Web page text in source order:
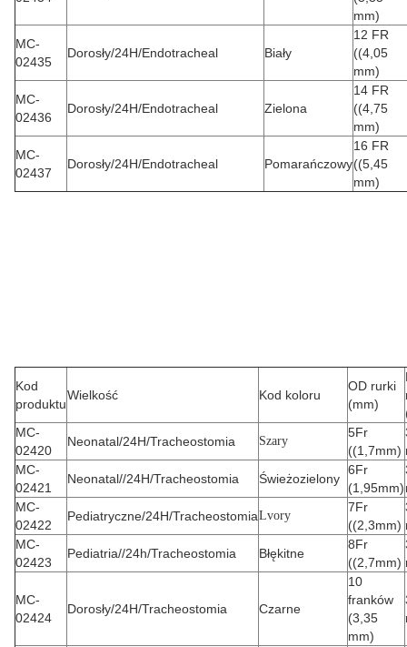
mm)
MC-
02435
Dorosły/24H/Endotracheal Biały
12 FR
((4,05
mm)
MC-
02436
Dorosły/24H/Endotracheal Zielona
14 FR
((4,75
mm)
MC-
02437
Dorosły/24H/Endotracheal Pomarańczowy
16 FR
((5,45
mm)
Kod
produktu
Wielkość Kod koloru
OD rurki
(mm)
MC-
02420
Neonatal/24H/Tracheostomia Szary
5Fr
((1,7mm)
MC-
02421
Neonatal//24H/Tracheostomia Świeżozielony
6Fr
(1,95mm)
MC-
02422
Pediatryczne/24H/TracheostomiaLvory
7Fr
((2,3mm)
MC-
02423
Pediatria//24h/Tracheostomia Błękitne
8Fr
((2,7mm)
MC-
02424
Dorosły/24H/Tracheostomia Czarne
10
franków
(3,35
mm)